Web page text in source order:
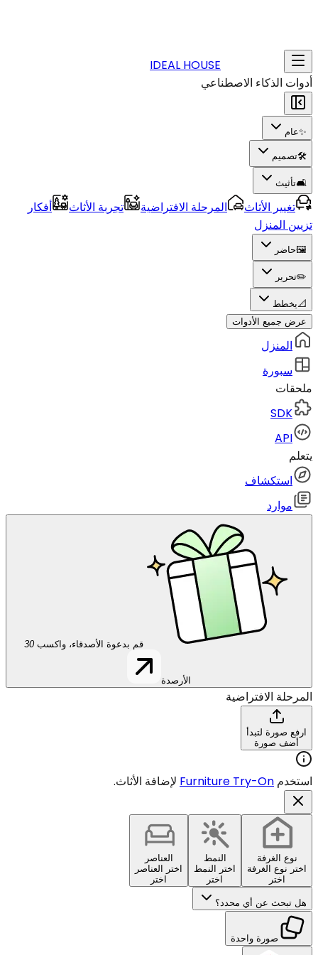
IDEAL HOUSE
أدوات الذكاء الاصطناعي
✨عام
🛠️تصميم
🛋️تأثيث
تغيير الأثاث المرحلة الافتراضية تجربة الأثاث
أفكار
تزيين المنزل
🖼️حاضر
✏️تحرير
📐يخطط
عرض جميع الأدوات
المنزل
سبورة
ملحقات
SDK
API
يتعلم
استكشاف
موارد
قم بدعوة الأصدقاء، واكسب 30
الأرصدة
المرحلة الافتراضية
ارفع صورة لتبدأ
أضف صورة
استخدم Furniture Try-On لإضافة الأثاث.
نوع الغرفة
اختر نوع الغرفة
اختر
النمط
اختر النمط
اختر
العناصر
اختر العناصر
اختر
هل تبحث عن أي محدد؟
صورة واحدة